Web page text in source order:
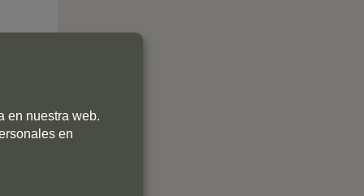
en nuestra web.
en